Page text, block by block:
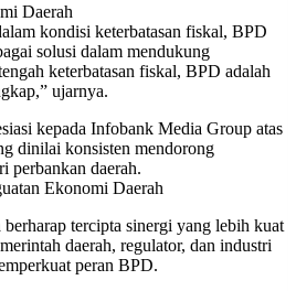
Daerah
kondisi keterbatasan fiskal, BPD
solusi dalam mendukung
keterbatasan fiskal, BPD adalah
ujarnya.
kepada Infobank Media Group atas
dinilai konsisten mendorong
perbankan daerah.
Ekonomi Daerah
tercipta sinergi yang lebih kuat
daerah, regulator, dan industri
peran BPD.